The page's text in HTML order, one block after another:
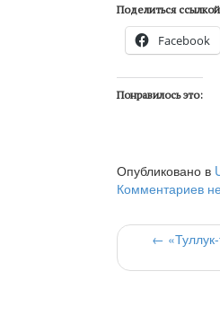
Поделиться
Facebook
Понравилось это:
Опубликовано в
Комментариев
← «Туллук-